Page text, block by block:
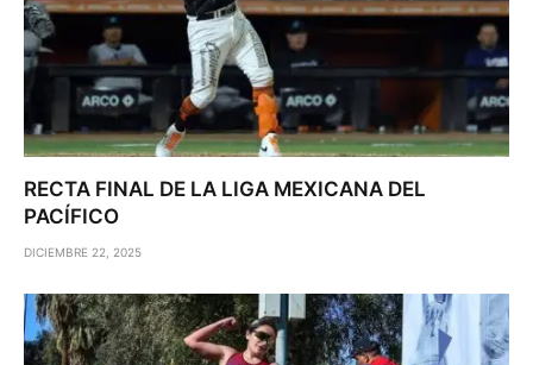
RECTA FINAL DE LA LIGA MEXICANA DEL
PACÍFICO
DICIEMBRE 22, 2025